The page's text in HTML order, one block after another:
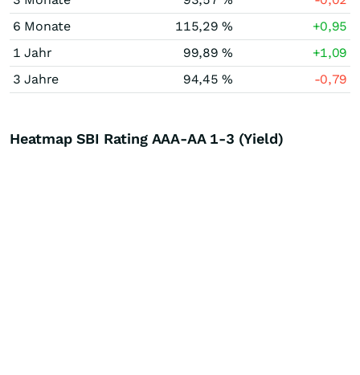
6 Monate
115,29 %
+0,95
1 Jahr
99,89 %
+1,09
3 Jahre
94,45 % -0,79
Heatmap SBI Rating AAA-AA 1-3 (Yield)